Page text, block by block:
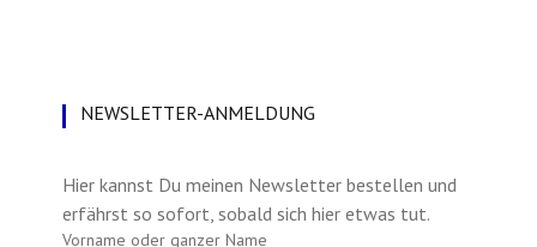
NEWSLETTER-ANMELDUNG
Hier kannst Du meinen Newsletter bestellen und
erfährst so sofort, sobald sich hier etwas tut.
Vorname oder ganzer Name